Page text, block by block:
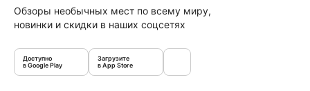
Обзоры необычных мест по всему миру,
новинки и скидки в наших соцсетях
Доступно
в Google Play
Загрузите
в App Store